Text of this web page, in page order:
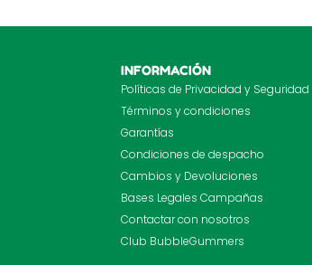
INFORMACIÓN
Políticas de Privacidad y Seguridad
Términos y condiciones
Garantías
Condiciones de despacho
Cambios y Devoluciones
Bases Legales Campañas
Contactar con nosotros
Club BubbleGummers